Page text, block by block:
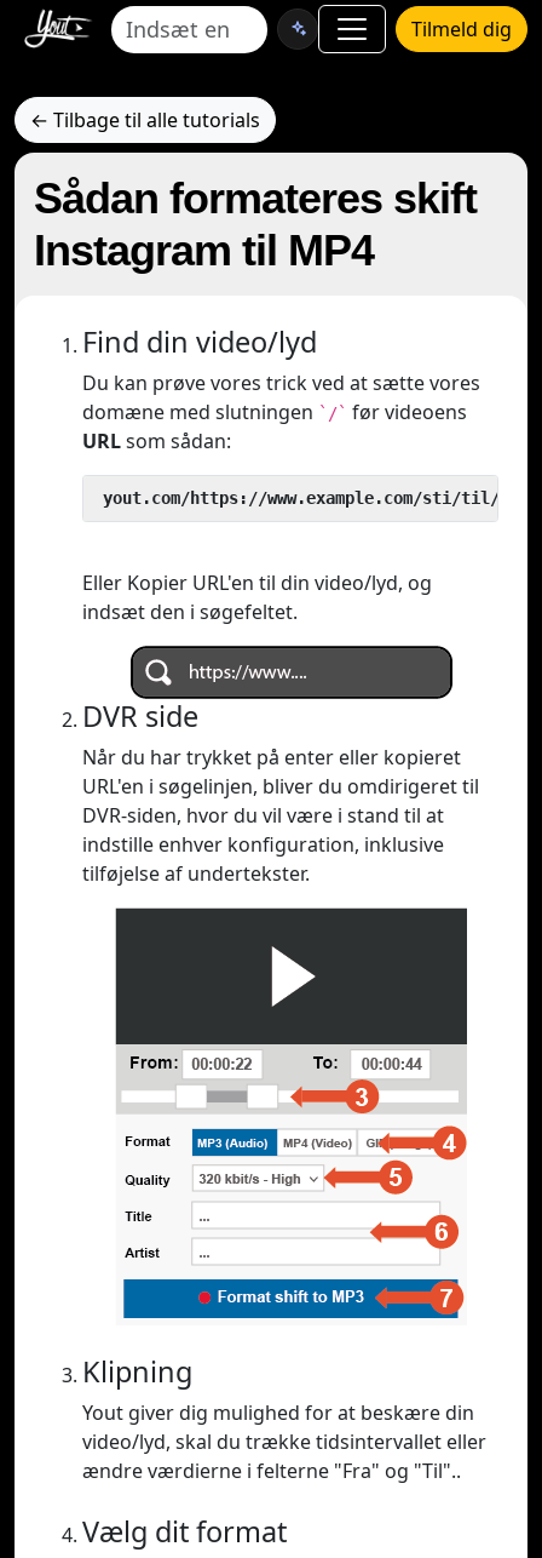
Tilmeld dig
← Tilbage til alle tutorials
Sådan formateres skift
Instagram til MP4
Find din video/lyd
Du kan prøve vores trick ved at sætte vores
domæne med slutningen `/` før videoens
URLsom sådan:
yout.com/https://www.example.com/sti/til/
Eller Kopier URL'en til din video/lyd, og
indsæt den i søgefeltet.
DVR side
Når du har trykket på enter eller kopieret
URL'en i søgelinjen, bliver du omdirigeret til
DVR-siden, hvor du vil være i stand til at
indstille enhver konfiguration, inklusive
tilføjelse af undertekster.
Klipning
Yout giver dig mulighed for at beskære din
video/lyd, skal du trække tidsintervallet eller
ændre værdierne i felterne "Fra" og "Til"..
Vælg dit format